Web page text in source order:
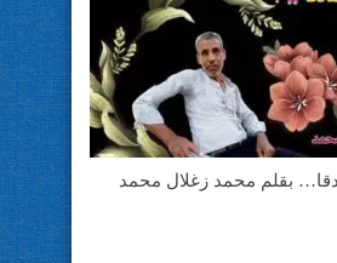
بقلم محمد زغلال محمد